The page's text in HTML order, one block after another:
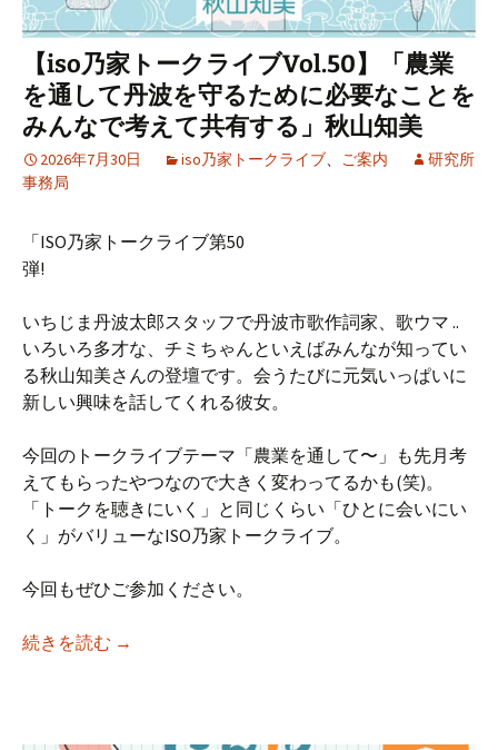
【iso乃家トークライブVol.50】「農業
を通して丹波を守るために必要なことを
みんなで考えて共有する」秋山知美
2026年7月30日 iso乃家トークライブ、 ご案内
研究所
事務局
「ISO乃家トークライブ第50
弾!
いちじま丹波太郎スタッフで丹波市歌作詞家、歌ウマ ..
いろいろ多才な、チミちゃんといえばみんなが知ってい
る秋山知美さんの登壇です。会うたびに元気いっぱいに
新しい興味を話してくれる彼女。
今回のトークライブテーマ「農業を通して〜」も先月考
えてもらったやつなので大きく変わってるかも(笑)。
「トークを聴きにいく」と同じくらい「ひとに会いにい
く」がバリューなISO乃家トークライブ。
今回もぜひご参加ください。
続きを読む 【iso乃家トークライブVol.50】「農業を通し
→